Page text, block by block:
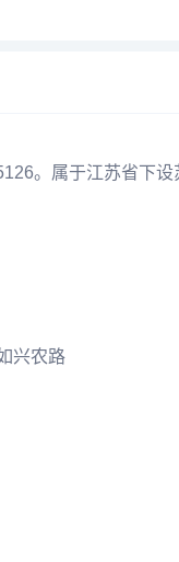
。属于江苏省下
兴农路